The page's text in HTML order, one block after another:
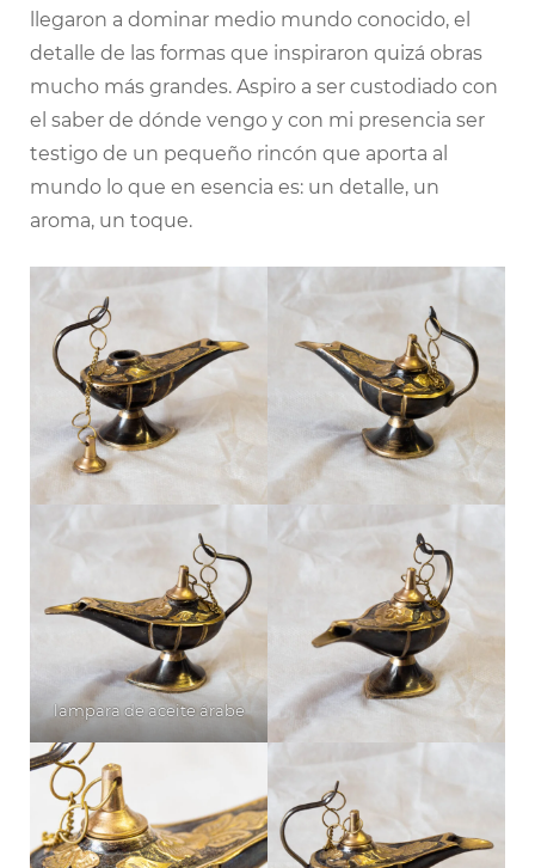
llegaron a dominar medio mundo conocido, el
detalle de las formas que inspiraron quizá obras
mucho más grandes. Aspiro a ser custodiado con
el saber de dónde vengo y con mi presencia ser
testigo de un pequeño rincón que aporta al
mundo lo que en esencia es: un detalle, un
aroma, un toque.
lampara de aceite árabe